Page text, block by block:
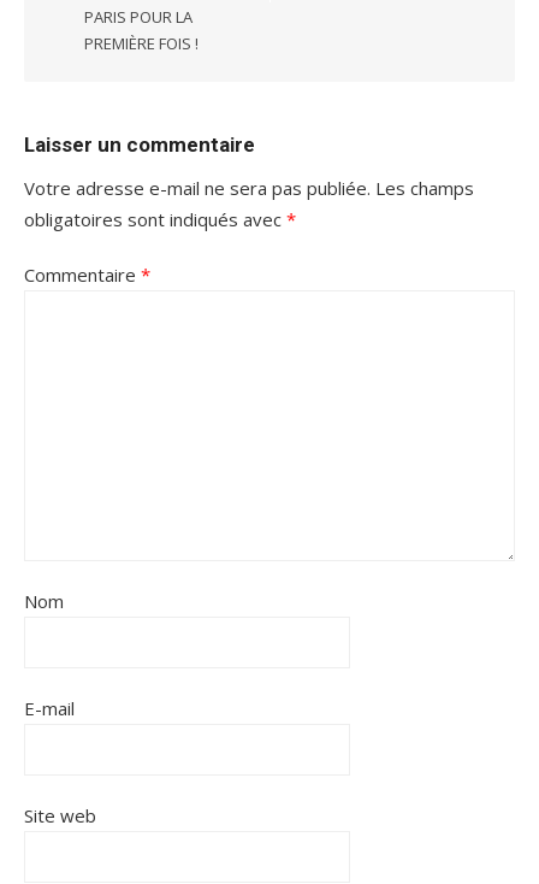
PARIS POUR LA
PREMIÈRE FOIS !
Laisser un commentaire
Votre adresse e-mail ne sera pas publiée. Les champs
obligatoires sont indiqués avec *
Commentaire *
Nom
E-mail
Site web